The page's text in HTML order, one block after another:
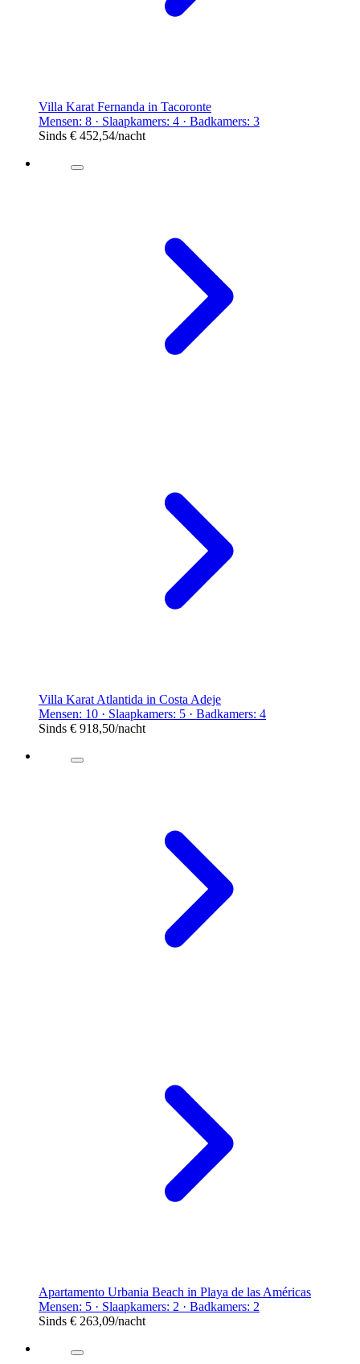
Villa Karat Fernanda in Tacoronte
Mensen: 8 · Slaapkamers: 4 · Badkamers: 3
Sinds € 452,54/nacht
Villa Karat Atlantida in Costa Adeje
Mensen: 10 · Slaapkamers: 5 · Badkamers: 4
Sinds € 918,50/nacht
Apartamento Urbania Beach in Playa de las Américas
Mensen: 5 · Slaapkamers: 2 · Badkamers: 2
Sinds € 263,09/nacht